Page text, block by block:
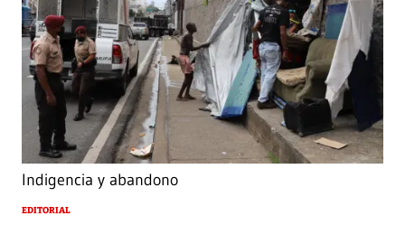
Indigencia y abandono
EDITORIAL